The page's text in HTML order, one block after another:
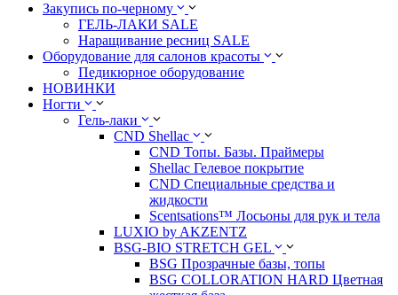
Закупись по-черному
ГЕЛЬ-ЛАКИ SALE
Наращивание ресниц SALE
Оборудование для салонов красоты
Педикюрное оборудование
НОВИНКИ
Ногти
Гель-лаки
CND Shellac
CND Топы. Базы. Праймеры
Shellac Гелевое покрытие
CND Специальные средства и
жидкости
Scentsations™ Лосьоны для рук и тела
LUXIO by AKZENTZ
BSG-BIO STRETCH GEL
BSG Прозрачные базы, топы
BSG COLLORATION HARD Цветная